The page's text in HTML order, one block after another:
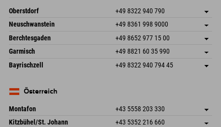
Oberstdorf +49 8322 940 790
An der Breitach 3
Deutschland
Adresse speichern
Buchen
Neuschwanstein +49 8361 998 9000
An der Riese 45
87484 Nesselwang im Allgäu
Deutschland
Adresse speichern
Buchen
Berchtesgaden +49 8652 977 15 00
Hofreitstr. 7
Deutschland
Adresse speichern
Buchen
Garmisch +49 8821 60 35 990
Frickenstraße 22
82490 Farchant
Adresse speichern
Bayrischzell +49 8322 940 794 45
Deutschland
Österreich
Montafon +43 5558 203 330
Dorfstr. 127b
Adresse speichern
Kitzbühel/St. Johann +43 5352 216 660